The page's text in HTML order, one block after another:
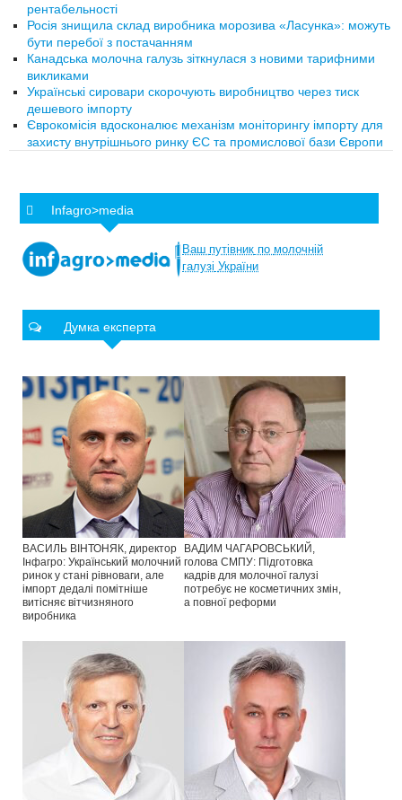
рентабельності
Росія знищила склад виробника морозива «Ласунка»: можуть
бути перебої з постачанням
Канадська молочна галузь зіткнулася з новими тарифними
викликами
Українські сировари скорочують виробництво через тиск
дешевого імпорту
Єврокомісія вдосконалює механізм моніторингу імпорту для
захисту внутрішнього ринку ЄС та промислової бази Європи
Infagro>media
Ваш путівник по молочній
галузі України
Думка експерта
ВАСИЛЬ ВІНТОНЯК, директор
Інфагро: Український молочний
ринок у стані рівноваги, але
імпорт дедалі помітніше
витісняє вітчизняного
виробника
ВАДИМ ЧАГАРОВСЬКИЙ,
голова СМПУ: Підготовка
кадрів для молочної галузі
потребує не косметичних змін,
а повної реформи